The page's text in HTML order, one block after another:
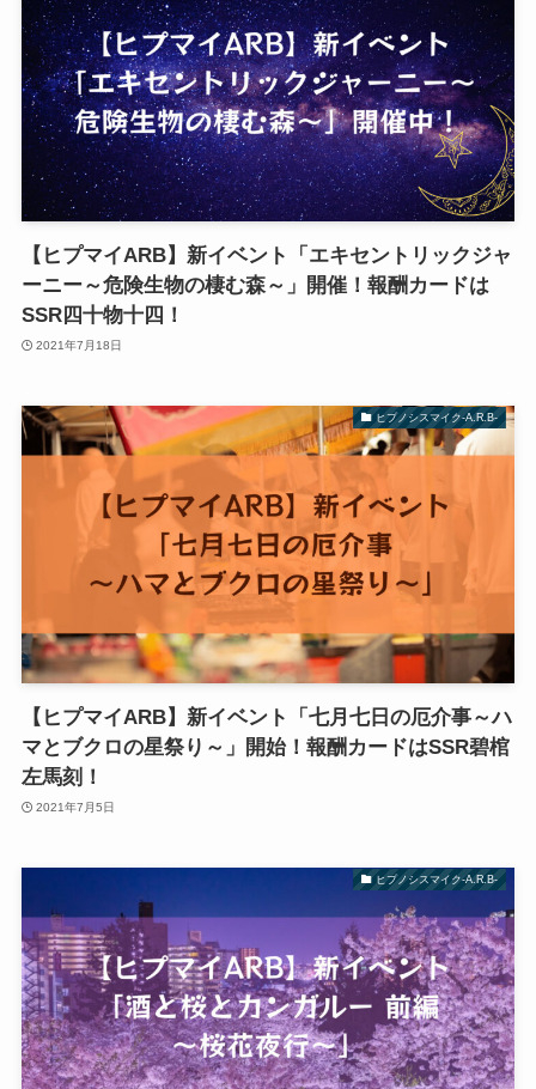
【ヒプマイARB】新イベント「エキセントリックジャ
ーニー～危険生物の棲む森～」開催！報酬カードは
SSR四十物十四！
2021年7月18日
ヒプノシスマイク-A.R.B-
【ヒプマイARB】新イベント「七月七日の厄介事～ハ
マとブクロの星祭り～」開始！報酬カードはSSR碧棺
左馬刻！
2021年7月5日
ヒプノシスマイク-A.R.B-